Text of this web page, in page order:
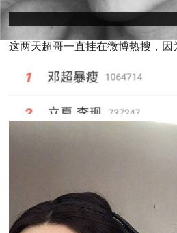
这两天超哥一直挂在微博热搜，因